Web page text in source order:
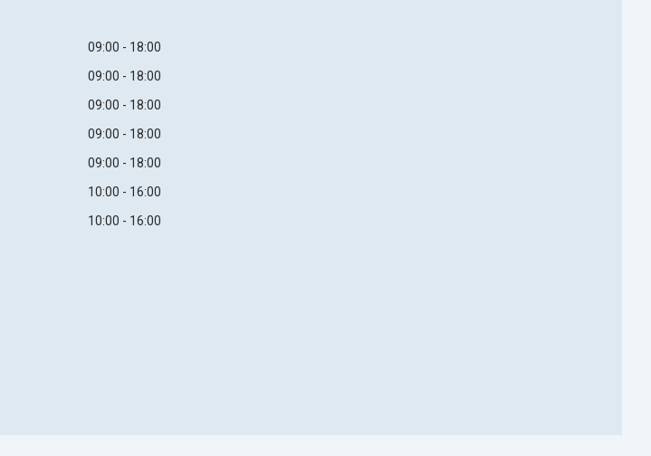
09:00
18:00
09:00
18:00
09:00
18:00
09:00
18:00
09:00
18:00
10:00
16:00
10:00 16:00